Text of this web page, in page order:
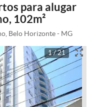
para alugar
102m²
Belo Horizonte - MG
1 / 21